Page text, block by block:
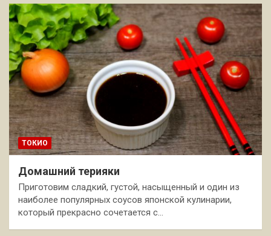
ТОКИО
Домашний терияки
Приготовим сладкий, густой, насыщенный и один из
наиболее популярных соусов японской кулинарии,
который прекрасно сочетается с…